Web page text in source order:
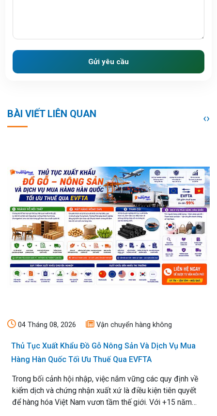
Gửi yêu cầu
BÀI VIẾT LIÊN QUAN
04 Tháng 08, 2026 Vận chuyển hàng không
Thủ Tục Xuất Khẩu Đồ Gỗ Nông Sản Và Dịch Vụ Mua
Hàng Hàn Quốc Tối Ưu Thuế Qua EVFTA
Trong bối cảnh hội nhập, việc nắm vững các quy định về
kiểm dịch và chứng nhận xuất xứ là điều kiện tiên quyết
để hàng hóa Việt Nam vươn tầm thế giới. Với +15 năm
‹›